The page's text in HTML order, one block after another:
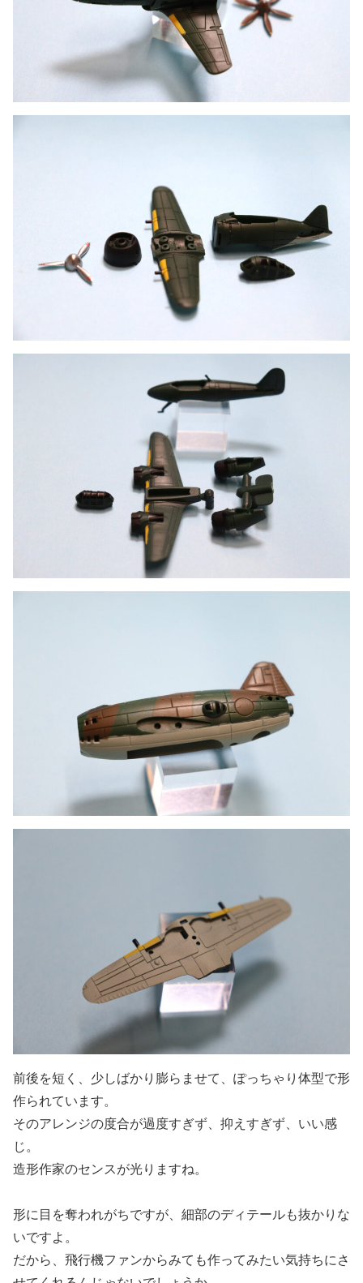
前後を短く、少しばかり膨らませて、ぽっちゃり体型で形
作られています。
そのアレンジの度合が過度すぎず、抑えすぎず、いい感
じ。
造形作家のセンスが光りますね。
形に目を奪われがちですが、細部のディテールも抜かりな
いですよ。
だから、飛行機ファンからみても作ってみたい気持ちにさ